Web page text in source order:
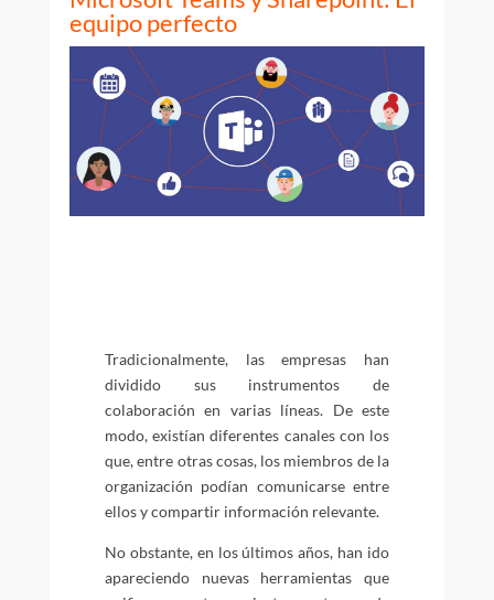
equipo perfecto
Tradicionalmente, las empresas han
dividido sus instrumentos de
colaboración en varias líneas. De este
modo, existían diferentes canales con los
que, entre otras cosas, los miembros de la
organización podían comunicarse entre
ellos y compartir información relevante.
No obstante, en los últimos años, han ido
apareciendo nuevas herramientas que